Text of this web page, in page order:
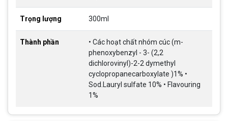
Trọng lượng 300ml
Thành phần
• Các hoạt chất nhóm cúc (m-
phenoxybenzyl - 3- (2,2
dichlorovinyl)-2-2 dymethyl
cyclopropanecarboxylate )1% •
Sod.Lauryl sulfate 10% • Flavouring
1%